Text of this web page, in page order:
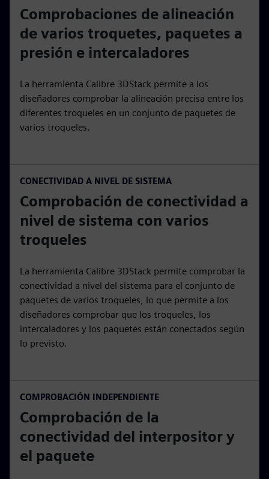
Comprobaciones de alineación
de varios troquetes, paquetes a
presión e intercaladores
La herramienta Calibre 3DStack permite a los
diseñadores comprobar la alineación precisa entre los
diferentes troqueles en un conjunto de paquetes de
varios troqueles.
CONECTIVIDAD A NIVEL DE SISTEMA
Comprobación de conectividad a
nivel de sistema con varios
troqueles
La herramienta Calibre 3DStack permite comprobar la
conectividad a nivel del sistema para el conjunto de
paquetes de varios troqueles, lo que permite a los
diseñadores comprobar que los troqueles, los
intercaladores y los paquetes están conectados según
lo previsto.
COMPROBACIÓN INDEPENDIENTE
Comprobación de la
conectividad del interpositor y
el paquete